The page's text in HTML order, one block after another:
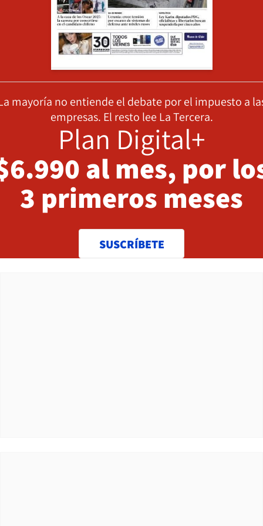
mayoría no entiende el debate por el impuesto a
empresas. El resto lee La Tercera.
Plan Digital+
al mes, por
3 primeros meses
SUSCRÍBETE